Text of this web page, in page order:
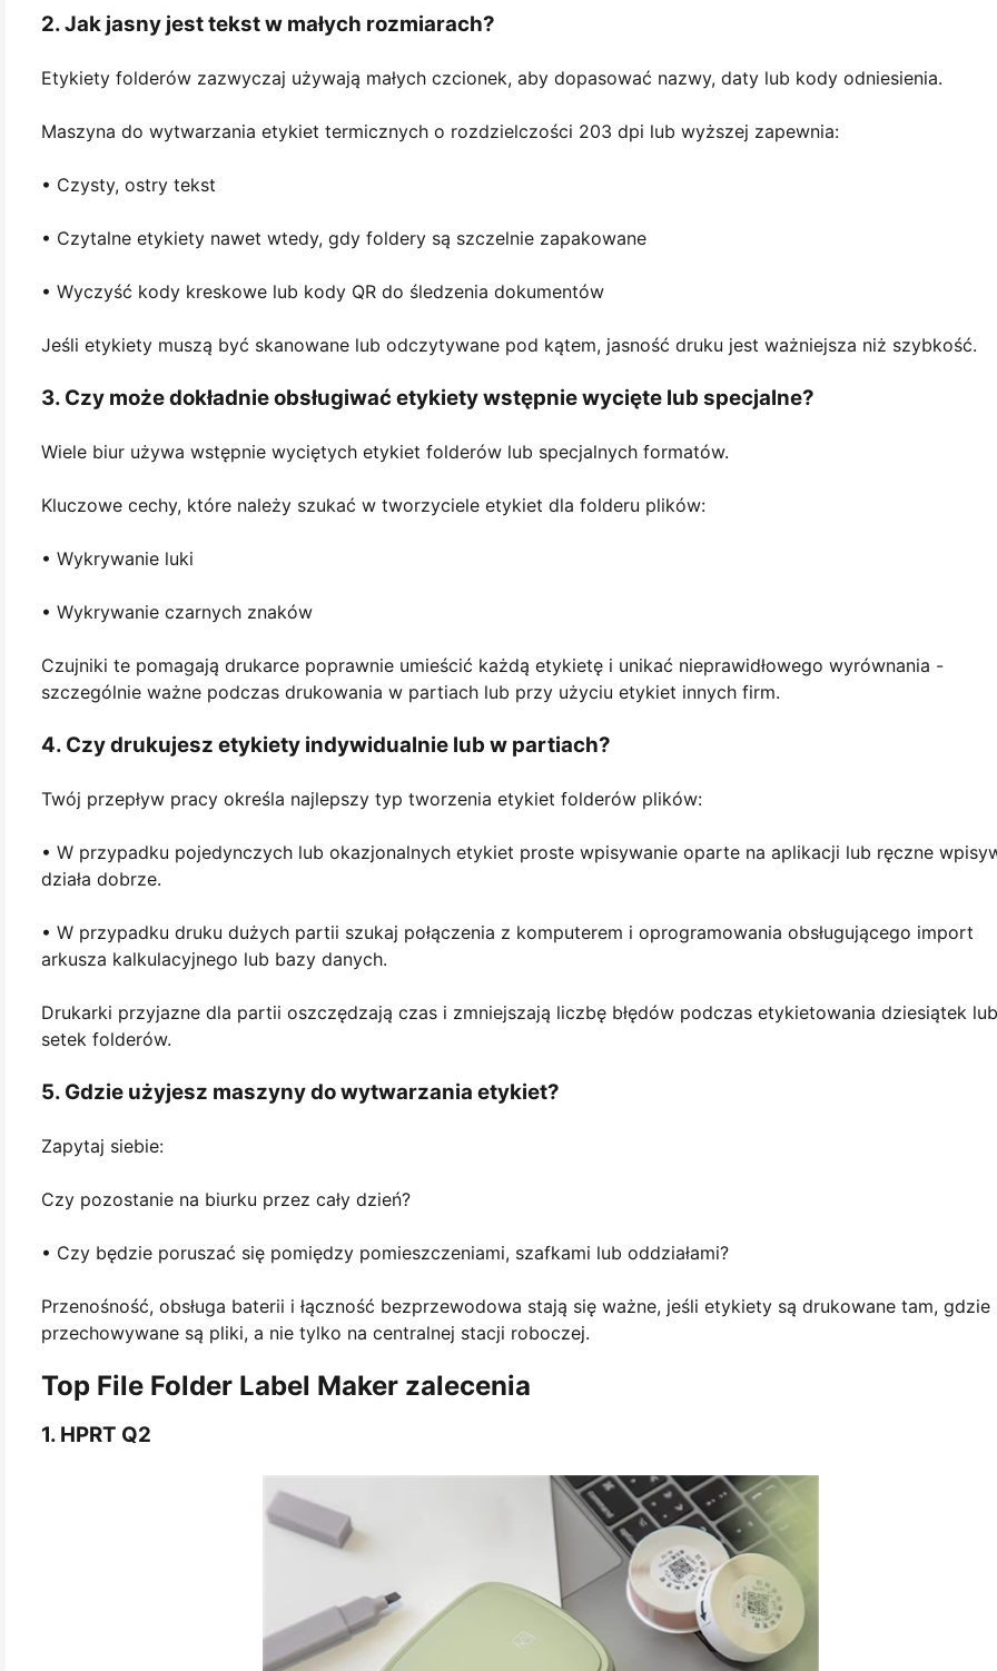
2. Jak jasny jest tekst w małych rozmiarach?
Etykiety folderów zazwyczaj używają małych czcionek, aby dopasować nazwy, daty lub kody odniesienia.
Maszyna do wytwarzania etykiet termicznych o rozdzielczości 203 dpi lub wyższej zapewnia:
• Czysty, ostry tekst
• Czytalne etykiety nawet wtedy, gdy foldery są szczelnie zapakowane
• Wyczyść kody kreskowe lub kody QR do śledzenia dokumentów
Jeśli etykiety muszą być skanowane lub odczytywane pod kątem, jasność druku jest ważniejsza niż szybkość.
3. Czy może dokładnie obsługiwać etykiety wstępnie wycięte lub specjalne?
Wiele biur używa wstępnie wyciętych etykiet folderów lub specjalnych formatów.
Kluczowe cechy, które należy szukać w tworzyciele etykiet dla folderu plików:
• Wykrywanie luki
• Wykrywanie czarnych znaków
Czujniki te pomagają drukarce poprawnie umieścić każdą etykietę i unikać nieprawidłowego wyrównania -
szczególnie ważne podczas drukowania w partiach lub przy użyciu etykiet innych firm.
4. Czy drukujesz etykiety indywidualnie lub w partiach?
Twój przepływ pracy określa najlepszy typ tworzenia etykiet folderów plików:
• W przypadku pojedynczych lub okazjonalnych etykiet proste wpisywanie oparte na aplikacji lub ręczne
działa dobrze.
• W przypadku druku dużych partii szukaj połączenia z komputerem i oprogramowania obsługującego import
arkusza kalkulacyjnego lub bazy danych.
Drukarki przyjazne dla partii oszczędzają czas i zmniejszają liczbę błędów podczas etykietowania dziesiątek lub
setek folderów.
5. Gdzie użyjesz maszyny do wytwarzania etykiet?
Zapytaj siebie:
Czy pozostanie na biurku przez cały dzień?
• Czy będzie poruszać się pomiędzy pomieszczeniami, szafkami lub oddziałami?
Przenośność, obsługa baterii i łączność bezprzewodowa stają się ważne, jeśli etykiety są drukowane tam, gdzie
przechowywane są pliki, a nie tylko na centralnej stacji roboczej.
Top File Folder Label Maker zalecenia
1. HPRT Q2